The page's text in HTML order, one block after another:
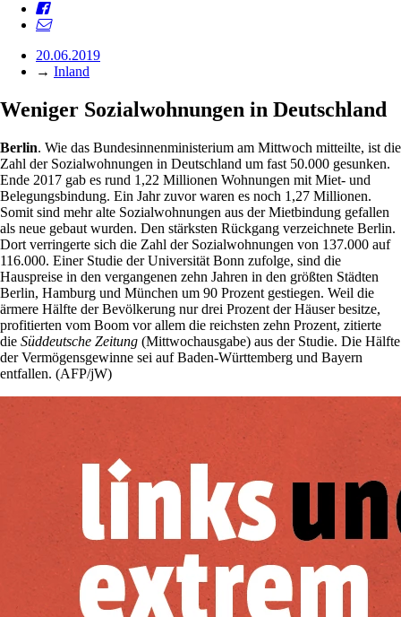
20.06.2019
→ Inland
Weniger Sozialwohnungen in Deutschland
Berlin. Wie das Bundesinnenministerium am Mittwoch mitteilte, ist die
Zahl der Sozialwohnungen in Deutschland um fast 50.000 gesunken.
Ende 2017 gab es rund 1,22 Millionen Wohnungen mit Miet- und
Belegungsbindung. Ein Jahr zuvor waren es noch 1,27 Millionen.
Somit sind mehr alte Sozialwohnungen aus der Mietbindung gefallen
als neue gebaut wurden. Den stärksten Rückgang verzeichnete Berlin.
Dort verringerte sich die Zahl der Sozialwohnungen von 137.000 auf
116.000. Einer Studie der Universität Bonn zufolge, sind die
Hauspreise in den vergangenen zehn Jahren in den größten Städten
Berlin, Hamburg und München um 90 Prozent gestiegen. Weil die
ärmere Hälfte der Bevölkerung nur drei Prozent der Häuser besitze,
profitierten vom Boom vor allem die reichsten zehn Prozent, zitierte
die Süddeutsche Zeitung (Mittwochausgabe) aus der Studie. Die Hälfte
der Vermögensgewinne sei auf Baden-Württemberg und Bayern
entfallen. (AFP/jW)